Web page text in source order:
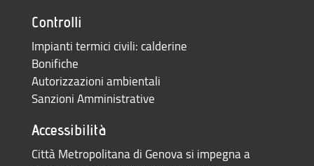
Controlli
Impianti termici civili: calderine
Bonifiche
Autorizzazioni ambientali
Sanzioni Amministrative
Accessibilità
Città Metropolitana di Genova si impegna a